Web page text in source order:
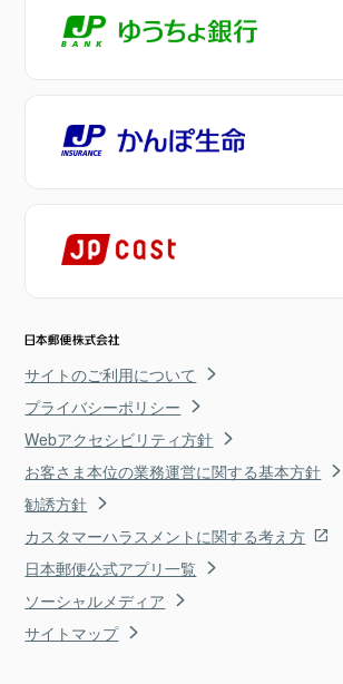
サイトのご利用について
プライバシーポリシー
Webアクセシビリティ方針
お客さま本位の業務運営に関する基本方針
勧誘方針
カスタマーハラスメントに関する考え方
日本郵便公式アプリ一覧
ソーシャルメディア
サイトマップ